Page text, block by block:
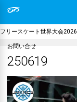
フリースケート世界大会2026
お問い合せ
250619